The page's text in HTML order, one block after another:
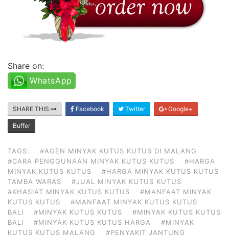
Share on:
WhatsApp
SHARE THIS Facebook Twitter Google+
Buffer
TAGS:
#AGEN MINYAK KUTUS KUTUS DI MALANG
#CARA PENGGUNAAN MINYAK KUTUS KUTUS
#HARGA
MINYAK KUTUS KUTUS
#HARGA MINYAK KUTUS KUTUS
TAMBA WARAS
#JUAL MINYAK KUTUS KUTUS
#KHASIAT MINYAK KUTUS KUTUS
#MANFAAT MINYAK
KUTUS KUTUS
#MANFAAT MINYAK KUTUS KUTUS
BALI
#MINYAK KUTUS KUTUS
#MINYAK KUTUS KUTUS
BALI
#MINYAK KUTUS KUTUS HARGA
#MINYAK
KUTUS KUTUS MALANG
#PENYAKIT JANTUNG